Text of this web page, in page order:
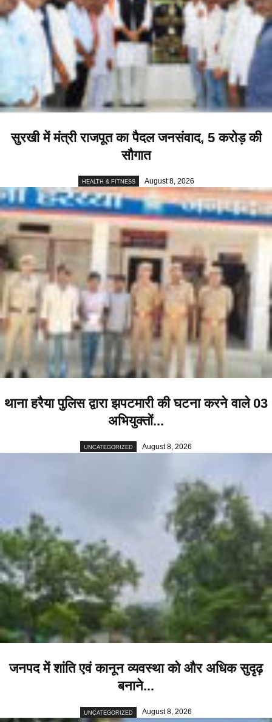
सुरखी में मंत्री राजपूत का पैदल जनसंवाद, 5 करोड़ की
सौगात
HEALTH & FITNESS August 8, 2026
थाना हरैया पुलिस द्वारा झपटमारी की घटना करने वाले 03
अभियुक्तों...
UNCATEGORIZED August 8, 2026
जनपद में शांति एवं कानून व्यवस्था को और अधिक सुदृढ़
बनाने...
UNCATEGORIZED August 8, 2026